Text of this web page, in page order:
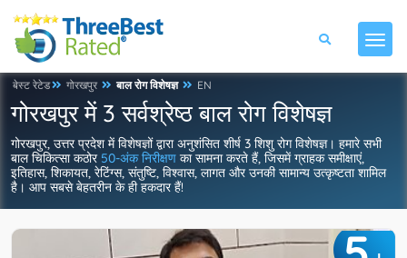
बेस्ट रेटेड गोरखपुर बाल रोग विशेषज्ञ EN
गोरखपुर में 3 सर्वश्रेष्ठ बाल रोग विशेषज्ञ
गोरखपुर, उत्तर प्रदेश में विशेषज्ञों द्वारा अनुशंसित शीर्ष 3 शिशु रोग विशेषज्ञ। हमारे सभी
बाल चिकित्सा कठोर 50-अंक निरीक्षण का सामना करते हैं, जिसमें ग्राहक समीक्षाएं,
इतिहास, शिकायत, रेटिंग्स, संतुष्टि, विश्वास, लागत और उनकी सामान्य उत्कृष्टता शामिल
है। आप सबसे बेहतरीन के ही हकदार हैं!